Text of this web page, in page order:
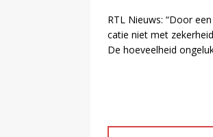
RTL Nieuws: “Door
ca­tie niet met
De hoe­veel­heid